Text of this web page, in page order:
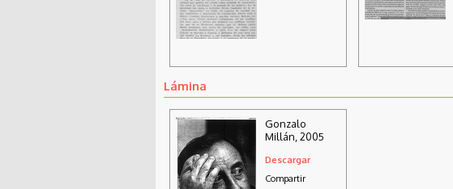
Lámina
Gonzalo
Millán, 2005
Descargar
Compartir